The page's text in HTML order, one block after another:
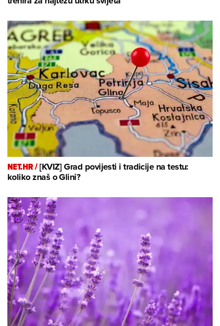
NET.HR /[KVIZ] Grad povijesti i tradicije na testu:
koliko znaš o Glini?